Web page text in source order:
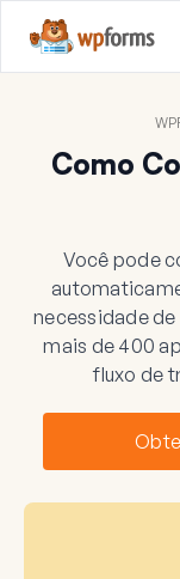
Como
Você pode
necessidade
mais de 400
fluxo de